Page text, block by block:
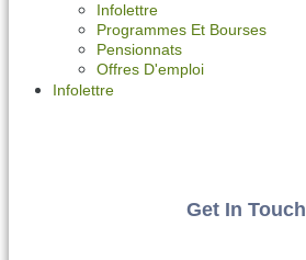
Infolettre
Programmes Et Bourses
Pensionnats
Offres D'emploi
Infolettre
Get In Touch